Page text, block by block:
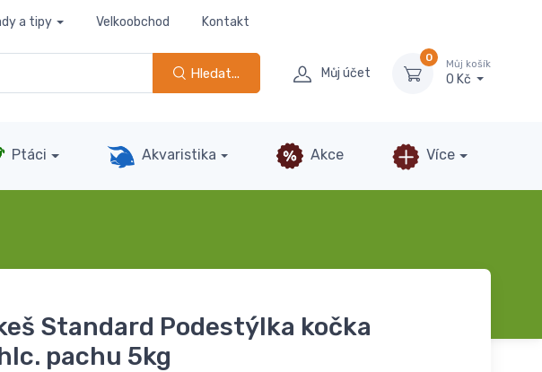
a tipy Velkoobchod Kontakt
Hledat... Můj účet
0
Můj košík
0 Kč
Ptáci Akvaristika Akce Více
Standard Podestýlka kočka
pachu 5kg